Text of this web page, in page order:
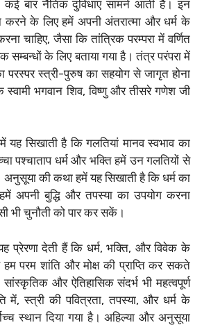
कई बार नैतिक दुविधाएं सामने आती हैं। इन
करने के लिए हमें अपनी अंतरात्मा और धर्म के
चाहिए, जैसा कि तांत्रिक परम्परा में वर्णित
सम्बन्धों के लिए बताया गया है। तंत्र परंपरा में
परस्पर स्त्री-पुरुष का सहयोग से जागृत होना
स्वामी भगवान शिव, विष्णु और तीसरे गणेश जी
यह सिखाती है कि गलतियां मानव स्वभाव का
पश्चाताप धर्म और भक्ति हमें उन गलतियों से
की कथा हमें यह सिखाती है कि धर्म का
अपनी बुद्धि और तपस्या का उपयोग करना
भी चुनौती को पार कर सकें।
प्रेरणा देती हैं कि धर्म, भक्ति, और विवेक के
परम शांति और मोक्ष की प्राप्ति कर सकते
और ऐतिहासिक संदर्भ भी महत्वपूर्ण
में, स्त्री की पवित्रता, तपस्या, और धर्म के
स्थान दिया गया है। अहिल्या और अनुसूया